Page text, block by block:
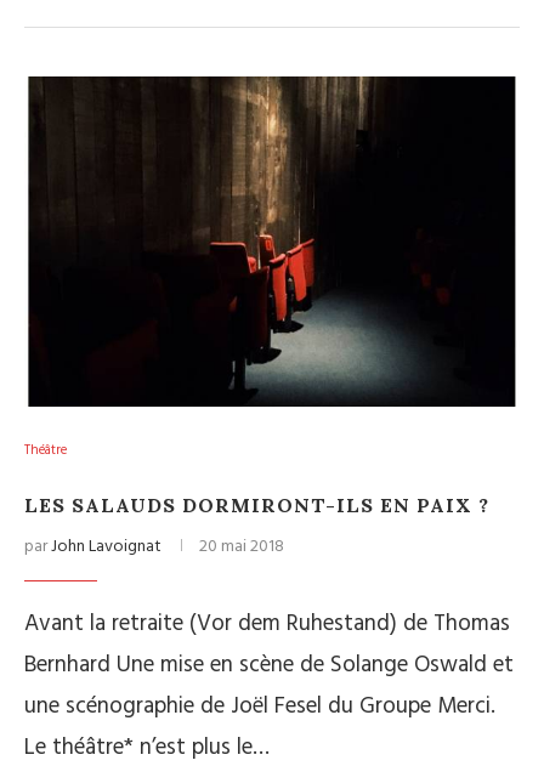
Théâtre
LES SALAUDS DORMIRONT-ILS EN PAIX ?
parJohn Lavoignat 20 mai 2018
Avant la retraite (Vor dem Ruhestand) de Thomas
Bernhard Une mise en scène de Solange Oswald et
une scénographie de Joël Fesel du Groupe Merci.
Le théâtre* n’est plus le…